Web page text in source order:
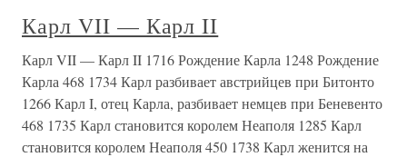
Карл VII — Карл II
Карл VII — Карл II 1716 Рождение Карла 1248 Рождение
Карла 468 1734 Карл разбивает австрийцев при Битонто
1266 Карл I, отец Карла, разбивает немцев при Беневенто
468 1735 Карл становится королем Неаполя 1285 Карл
становится королем Неаполя 450 1738 Карл женится на